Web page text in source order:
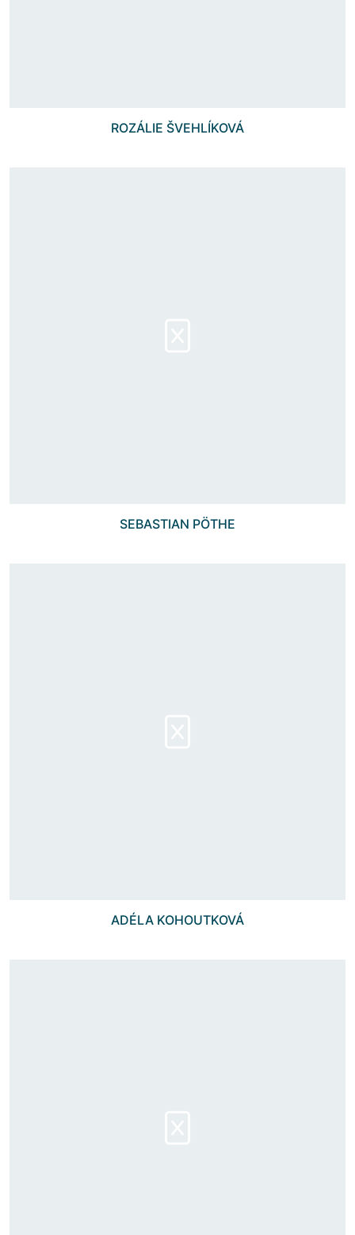
ROZÁLIE ŠVEHLÍKOVÁ
SEBASTIAN PÖTHE
ADÉLA KOHOUTKOVÁ